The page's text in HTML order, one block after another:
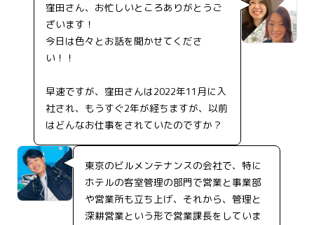
窪田さん、お忙しいところありがとうご
ざいます！
今日は色々とお話を聞かせてくださ
い！！
早速ですが、窪田さんは2022年11月に入
社され、もうすぐ2年が経ちますが、以前
はどんなお仕事をされていたのですか？
東京のビルメンテナンスの会社で、特に
ホテルの客室管理の部門で営業と事業部
や営業所も立ち上げ、それから、管理と
深耕営業という形で営業課長をしていま